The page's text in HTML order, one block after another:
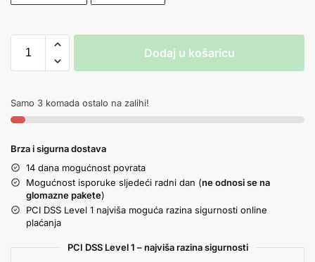
Dodaj u košaricu
Samo 3 komada ostalo na zalihi!
Brza i sigurna dostava
14 dana mogućnost povrata
Mogućnost isporuke sljedeći radni dan (ne odnosi se na
glomazne pakete)
PCI DSS Level 1 najviša moguća razina sigurnosti online
plaćanja
PCI DSS Level 1 – najviša razina sigurnosti